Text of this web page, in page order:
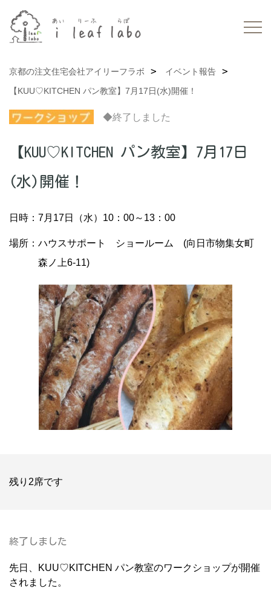
京都の注文住宅会社アイリーフラボ
イベント報告
【KUU♡KITCHEN パン教室】7月17日(水)開催！
◆終了しました
【KUU♡KITCHEN パン教室】7月17日
(水)開催！
日時：7月17日（水）10：00～13：00
場所：ハウスサポート ショールーム (向日市物集女町
森ノ上6-11)
残り2席です
終了しました
先日、KUU♡KITCHEN パン教室のワークショップが開催
されました。